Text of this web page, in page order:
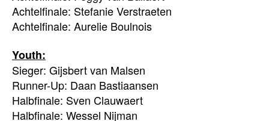
Achtelfinale: Stefanie Verstraeten
Achtelfinale: Aurelie Boulnois
Youth:
Sieger: Gijsbert van Malsen
Runner-Up: Daan Bastiaansen
Halbfinale: Sven Clauwaert
Halbfinale: Wessel Nijman